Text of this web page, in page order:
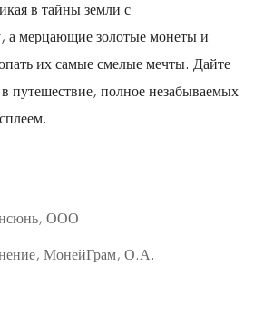
в тайны земли с
а мерцающие золотые монеты и
их самые смелые мечты. Дайте
путешествие, полное незабываемых
ООО
МонейГрам, О.А.